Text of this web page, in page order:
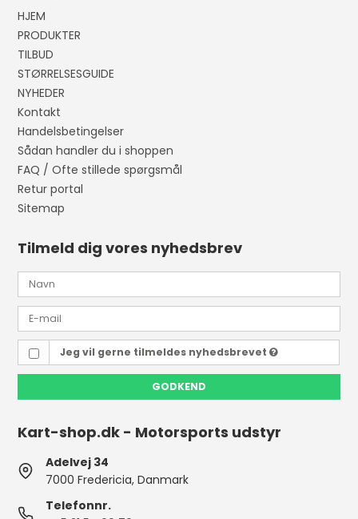
HJEM
PRODUKTER
TILBUD
STØRRELSESGUIDE
NYHEDER
Kontakt
Handelsbetingelser
Sådan handler du i shoppen
FAQ / Ofte stillede spørgsmål
Retur portal
Sitemap
Tilmeld dig vores nyhedsbrev
Jeg vil gerne tilmeldes nyhedsbrevet
GODKEND
Kart-shop.dk - Motorsports udstyr
Adelvej 34
7000 Fredericia, Danmark
Telefonnr.